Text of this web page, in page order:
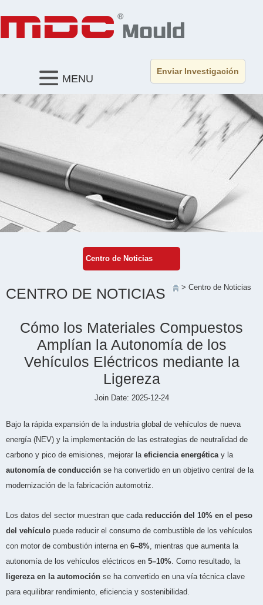
Enviar Investigación
MENU
Centro de Noticias
CENTRO DE NOTICIAS > Centro de Noticias
Cómo los Materiales Compuestos
Amplían la Autonomía de los
Vehículos Eléctricos mediante la
Ligereza
Join Date: 2025-12-24
Bajo la rápida expansión de la industria global de vehículos de nueva
energía (NEV) y la implementación de las estrategias de neutralidad de
carbono y pico de emisiones, mejorar la eficiencia energéticay la
autonomía de conducción se ha convertido en un objetivo central de la
modernización de la fabricación automotriz.
Los datos del sector muestran que cada reducción del 10% en el peso
del vehículo puede reducir el consumo de combustible de los vehículos
con motor de combustión interna en 6–8%, mientras que aumenta la
autonomía de los vehículos eléctricos en 5–10%. Como resultado, la
ligereza en la automoción se ha convertido en una vía técnica clave
para equilibrar rendimiento, eficiencia y sostenibilidad.